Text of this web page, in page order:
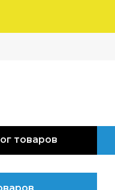
товаров